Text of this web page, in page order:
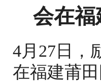
会在
4月27日，
在福建莆